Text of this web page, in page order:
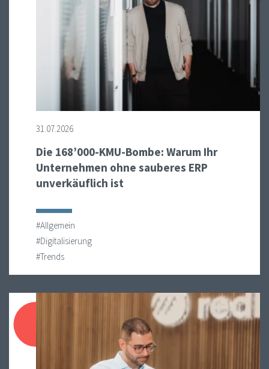
31.07.2026
Die 168’000-KMU-Bombe: Warum Ihr
Unternehmen ohne sauberes ERP
unverkäuflich ist
#Allgemein
#Digitalisierung
#Trends